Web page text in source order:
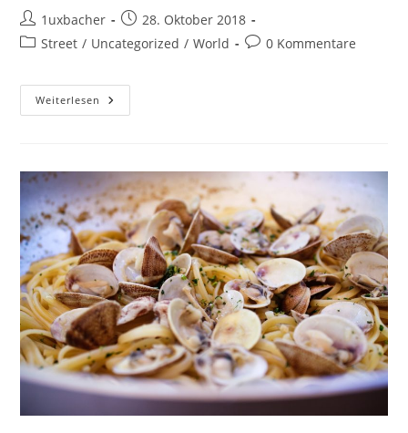
1uxbacher
28. Oktober 2018
Street / Uncategorized / World 0 Kommentare
Weiterlesen